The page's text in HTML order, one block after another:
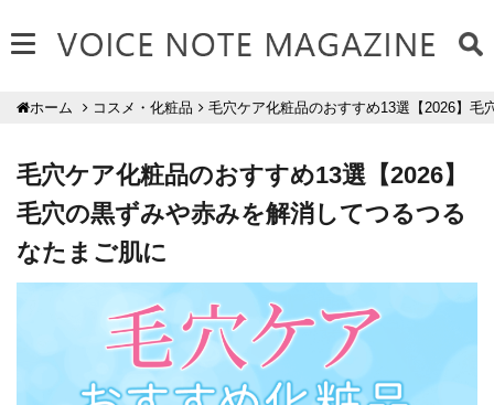
ホーム コスメ・化粧品 毛穴ケア化粧品のおすすめ13選【2026】
毛穴ケア化粧品のおすすめ13選【2026】
毛穴の黒ずみや赤みを解消してつるつる
なたまご肌に